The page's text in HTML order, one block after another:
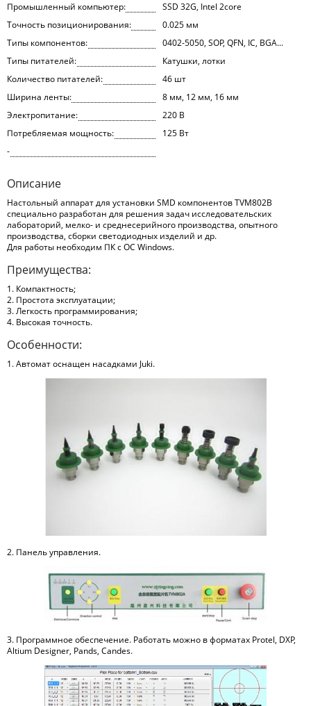
Промышленный компьютер:
SSD 32G, Intel 2core
Точность позиционирования:
0.025 мм
Типы компонентов:
0402-5050, SOP, QFN, IC, BGA...
Типы питателей:
Катушки, лотки
Количество питателей:
46 шт
Ширина ленты:
8 мм, 12 мм, 16 мм
Электропитание:
220 В
Потребляемая мощность:
125 Вт
-
Описание
Настольный аппарат для установки SMD компонентов TVM802B
специально разработан для решения задач исследовательских
лабораторий, мелко- и среднесерийного производства, опытного
производства, сборки светодиодных изделий и др.
Для работы необходим ПК с ОС Windows.
Преимущества:
1. Компактность;
2. Простота эксплуатации;
3. Легкость программирования;
4. Высокая точность.
Особенности:
1. Автомат оснащен насадками Juki.
2. Панель управления.
3. Программное обеспечение. Работать можно в форматах Protel, DXP,
Altium Designer, Pands, Candes.